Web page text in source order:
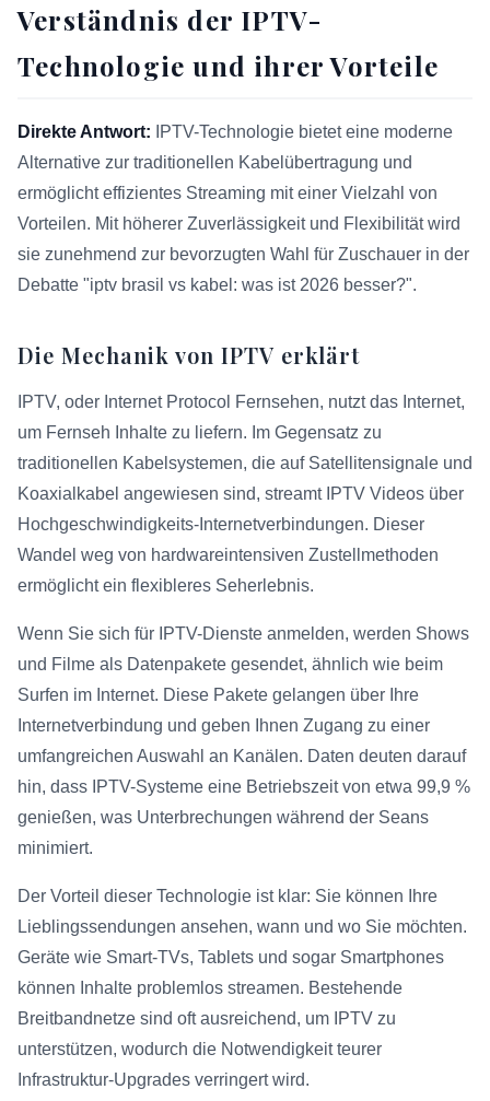
Verständnis der IPTV-
Technologie und ihrer Vorteile
Direkte Antwort: IPTV-Technologie bietet eine moderne
Alternative zur traditionellen Kabelübertragung und
ermöglicht effizientes Streaming mit einer Vielzahl von
Vorteilen. Mit höherer Zuverlässigkeit und Flexibilität wird
sie zunehmend zur bevorzugten Wahl für Zuschauer in der
Debatte "iptv brasil vs kabel: was ist 2026 besser?".
Die Mechanik von IPTV erklärt
IPTV, oder Internet Protocol Fernsehen, nutzt das Internet,
um Fernseh Inhalte zu liefern. Im Gegensatz zu
traditionellen Kabelsystemen, die auf Satellitensignale und
Koaxialkabel angewiesen sind, streamt IPTV Videos über
Hochgeschwindigkeits-Internetverbindungen. Dieser
Wandel weg von hardwareintensiven Zustellmethoden
ermöglicht ein flexibleres Seherlebnis.
Wenn Sie sich für IPTV-Dienste anmelden, werden Shows
und Filme als Datenpakete gesendet, ähnlich wie beim
Surfen im Internet. Diese Pakete gelangen über Ihre
Internetverbindung und geben Ihnen Zugang zu einer
umfangreichen Auswahl an Kanälen. Daten deuten darauf
hin, dass IPTV-Systeme eine Betriebszeit von etwa 99,9 %
genießen, was Unterbrechungen während der Seans
minimiert.
Der Vorteil dieser Technologie ist klar: Sie können Ihre
Lieblingssendungen ansehen, wann und wo Sie möchten.
Geräte wie Smart-TVs, Tablets und sogar Smartphones
können Inhalte problemlos streamen. Bestehende
Breitbandnetze sind oft ausreichend, um IPTV zu
unterstützen, wodurch die Notwendigkeit teurer
Infrastruktur-Upgrades verringert wird.